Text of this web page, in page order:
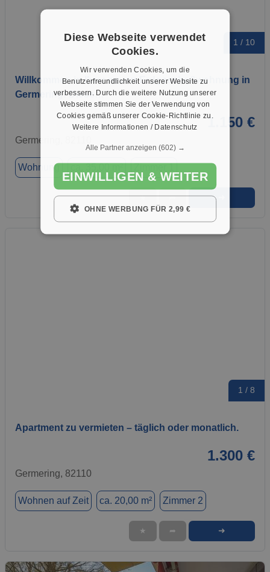
1 / 10
Willkommen in Ihrer neuen Erdgeschoßwohnung in
Germering! Diese…
1.150 €
Germering, 82110
Wohnung
★ ➦
1 / 8
Apartment zu vermieten – täglich oder monatlich.
1.300 €
Germering, 82110
Wohnen auf Zeit ca. 20,00 m² Zimmer 2
★ ➦ ➜
Diese Webseite verwendet
Cookies.
Wir verwenden Cookies, um die
Benutzerfreundlichkeit unserer Website zu
verbessern. Durch die weitere Nutzung unserer
Webseite stimmen Sie der Verwendung von
Cookies gemäß unserer Cookie-Richtlinie zu.
Weitere Informationen / Datenschutz
Alle Partner anzeigen (602) →
EINWILLIGEN & WEITER
OHNE WERBUNG FÜR 2,99 €